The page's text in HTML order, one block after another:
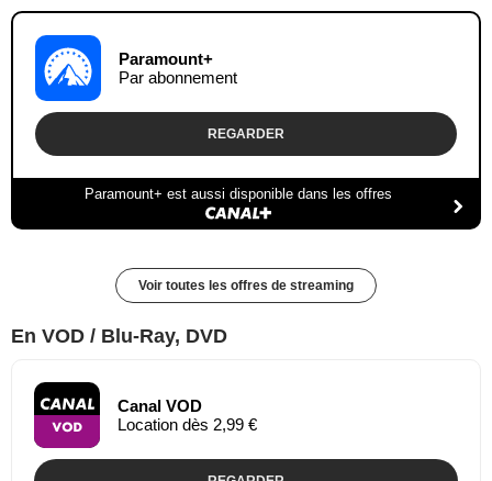
Paramount+
Par abonnement
REGARDER
Paramount+ est aussi disponible dans les offres
Voir toutes les offres de streaming
En VOD / Blu-Ray, DVD
Canal VOD
Location dès 2,99 €